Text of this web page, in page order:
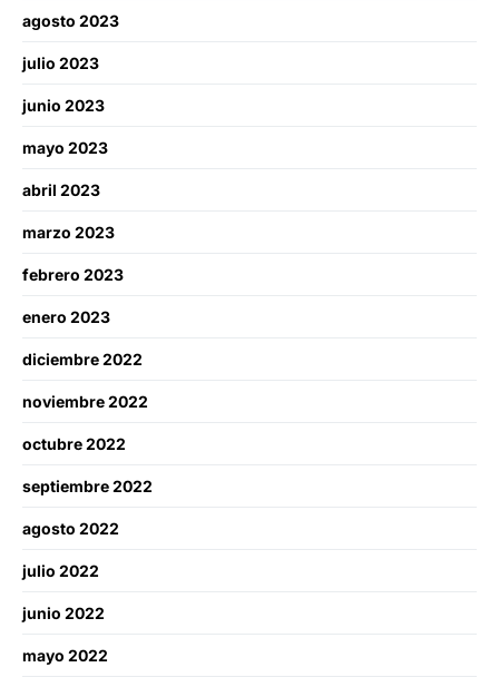
agosto 2023
julio 2023
junio 2023
mayo 2023
abril 2023
marzo 2023
febrero 2023
enero 2023
diciembre 2022
noviembre 2022
octubre 2022
septiembre 2022
agosto 2022
julio 2022
junio 2022
mayo 2022